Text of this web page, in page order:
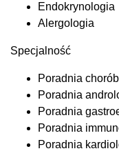
Endokrynologia
Alergologia
Specjalność
Poradnia
Poradnia
Poradnia
Poradnia
Poradnia